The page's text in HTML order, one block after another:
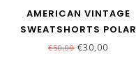
AMERICAN VINTAGE
SWEATSHORTS POLAR
GREY
€50,00 €30,00